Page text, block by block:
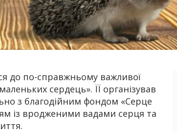
до по-справжньому важливої
сердець». ЇЇ організував
з благодійним фондом «Серце
із вродженими вадами серця та